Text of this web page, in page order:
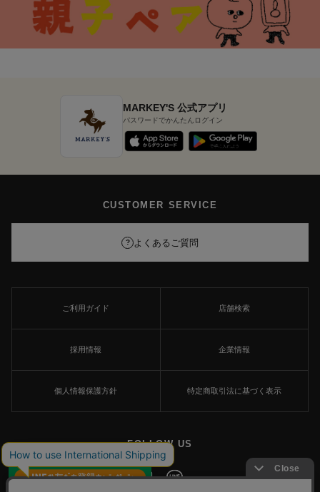
×
MARKEY'S 公式アプリ
パスワードでかんたんログイン
CUSTOMER SERVICE
? よくあるご質問
ご利用ガイド 店舗検索
採用情報 企業情報
個人情報保護方針 特定商取引法に基づく表示
FOLLOW US